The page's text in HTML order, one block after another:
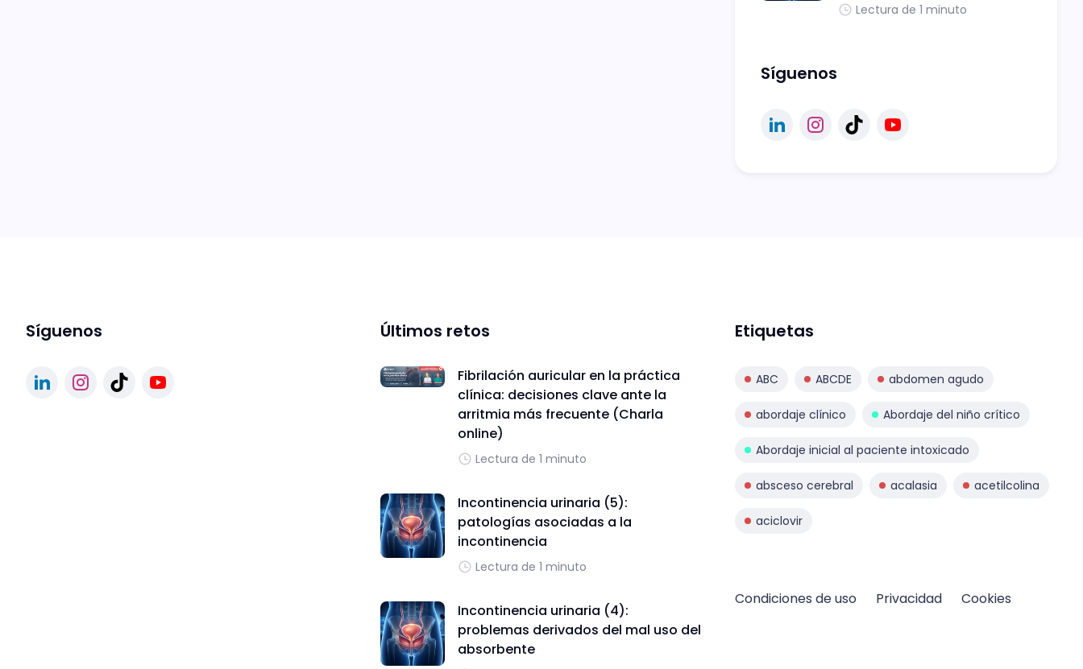
Lectura de 1 minuto
Síguenos
Síguenos Últimos retos
Fibrilación auricular en la práctica
clínica: decisiones clave ante la
arritmia más frecuente (Charla
online)
Lectura de 1 minuto
Incontinencia urinaria (5):
patologías asociadas a la
incontinencia
Lectura de 1 minuto
Incontinencia urinaria (4):
problemas derivados del mal uso del
absorbente
Etiquetas
ABC ABCDE abdomen agudo
abordaje clínico Abordaje del niño crítico
Abordaje inicial al paciente intoxicado
absceso cerebral acalasia acetilcolina
aciclovir
Condiciones de uso Privacidad Cookies